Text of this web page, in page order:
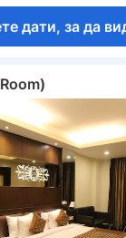
дати, за да